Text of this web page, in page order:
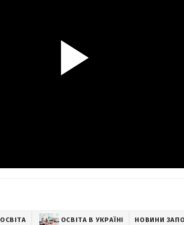
ОСВІТА ОСВІТА В УКРАЇНІ НОВИНИ